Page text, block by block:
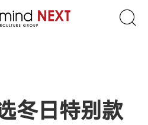
冬日特别款